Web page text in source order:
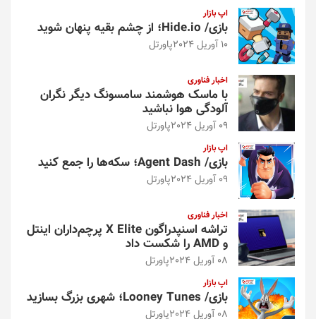
اپ بازار
بازی/ Hide.io؛ از چشم بقیه پنهان شوید
10 آوریل 2024 پاورتل
اخبار فناوری
با ماسک هوشمند سامسونگ دیگر نگران
آلودگی هوا نباشید
09 آوریل 2024 پاورتل
اپ بازار
بازی/ Agent Dash؛ سکه‌ها را جمع کنید
09 آوریل 2024 پاورتل
اخبار فناوری
تراشه اسنپدراگون X Elite پرچم‌داران اینتل
و AMD را شکست داد
08 آوریل 2024 پاورتل
اپ بازار
بازی/ Looney Tunes؛ شهری بزرگ بسازید
08 آوریل 2024 پاورتل